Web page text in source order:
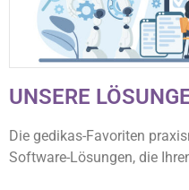
UNSERE
Die gedikas-Favoriten
Software-Lösungen, die